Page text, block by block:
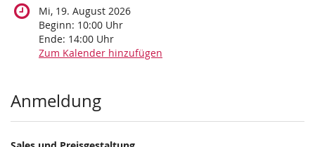
Mi, 19. August 2026
Beginn: 10:00 Uhr
Ende: 14:00 Uhr
Zum Kalender hinzufügen
Produkte
Anmeldung